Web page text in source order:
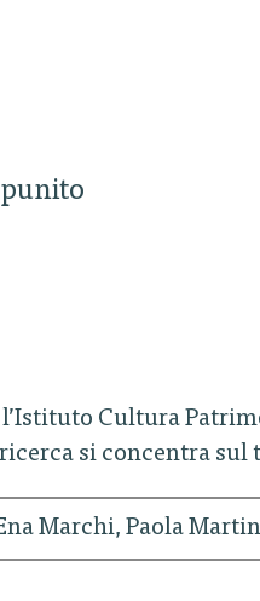
Cultura
si concentra
Marchi, Paola